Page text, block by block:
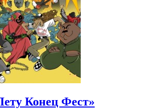
Конец Фест»